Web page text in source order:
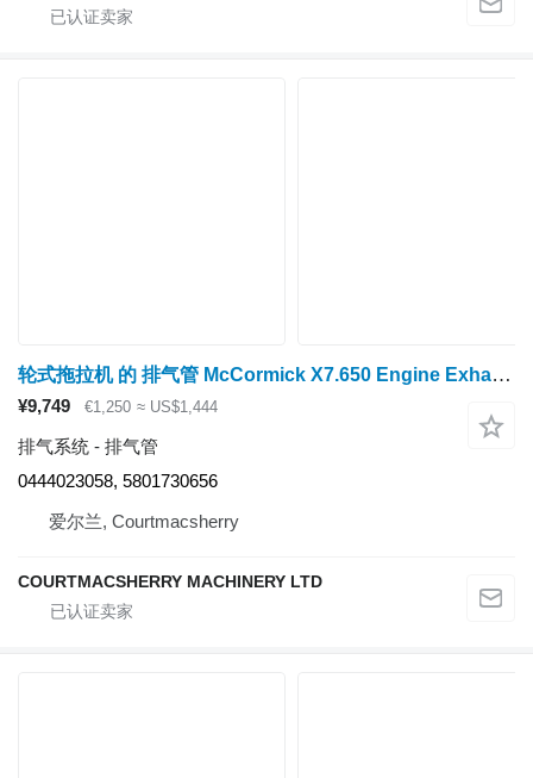
轮式拖拉机 的 排气管 McCormick X7.650 Engine Exhaust Pipe 0444023058, 5801730656
¥9,749 €1,250 ≈ US$1,444
排气系统 - 排气管
0444023058, 5801730656
爱尔兰, Courtmacsherry
COURTMACSHERRY MACHINERY LTD